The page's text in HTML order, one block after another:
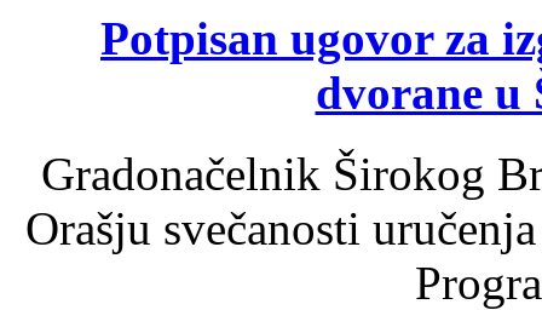
Potpisan ugovor za
dvorane u
Gradonačelnik Širokog
Orašju svečanosti